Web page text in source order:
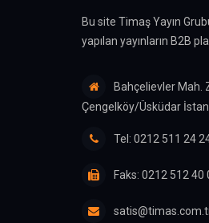
Bu site Timaş Yayın
yapılan yayınların B2B
Bahçelievler Mah.
Çengelköy/Üsküdar
Tel: 0212 511 24
Faks: 0212 512 40